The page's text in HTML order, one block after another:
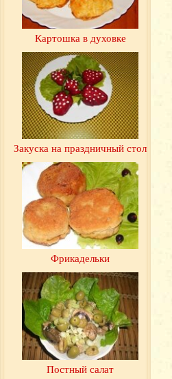
Картошка в духовке
Закуска на праздничный стол
Фрикадельки
Постный салат